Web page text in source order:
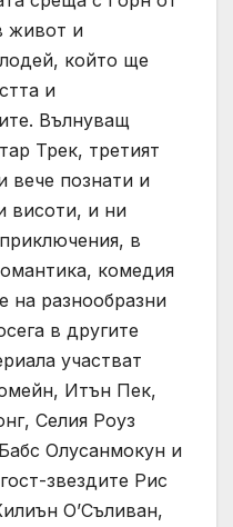
живот и
който ще
и
Вълнуващ
Трек, третият
вече познати и
висоти, и ни
в
комедия
на разнообразни
в другите
участват
Итън Пек,
Селия Роуз
Олусанмокун и
звездите Рис
О’Съливан,